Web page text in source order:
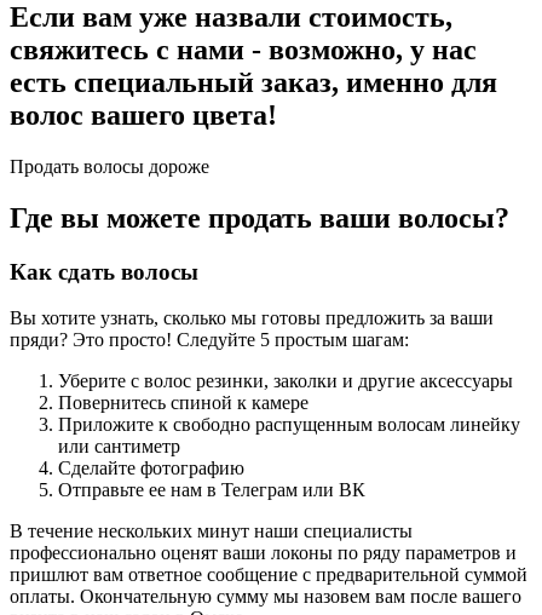
Если вам уже назвали стоимость,
свяжитесь с нами - возможно, у нас
есть специальный заказ, именно для
волос вашего цвета!
Продать волосы дороже
Где вы можете продать ваши волосы?
Как сдать волосы
Вы хотите узнать, сколько мы готовы предложить за ваши
пряди? Это просто! Следуйте 5 простым шагам:
Уберите с волос резинки, заколки и другие аксессуары
Повернитесь спиной к камере
Приложите к свободно распущенным волосам линейку
или сантиметр
Сделайте фотографию
Отправьте ее нам в Телеграм или ВК
В течение нескольких минут наши специалисты
профессионально оценят ваши локоны по ряду параметров и
пришлют вам ответное сообщение с предварительной суммой
оплаты. Окончательную сумму мы назовем вам после вашего